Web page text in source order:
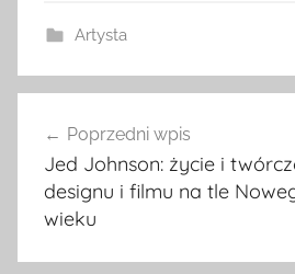
Artysta
wpisu
Poprzedni wpis
Jed Johnson: życie i
designu i filmu na tle
wieku